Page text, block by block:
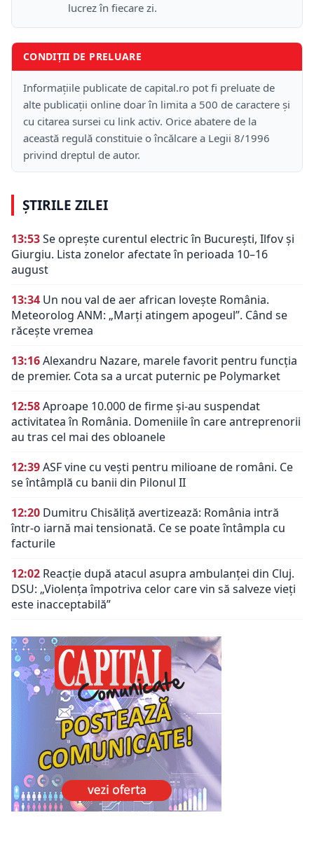
lucrez în fiecare zi.
CONDIȚII DE PRELUARE
Informațiile publicate de capital.ro pot fi preluate de
alte publicații online doar în limita a 500 de caractere și
cu citarea sursei cu link activ. Orice abatere de la
această regulă constituie o încălcare a Legii 8/1996
privind dreptul de autor.
ȘTIRILE ZILEI
13:53Se oprește curentul electric în București, Ilfov și
Giurgiu. Lista zonelor afectate în perioada 10–16
august
13:34 Un nou val de aer african lovește România.
Meteorolog ANM: „Marți atingem apogeul”. Când se
răcește vremea
13:16Alexandru Nazare, marele favorit pentru funcția
de premier. Cota sa a urcat puternic pe Polymarket
12:58Aproape 10.000 de firme și-au suspendat
activitatea în România. Domeniile în care antreprenorii
au tras cel mai des obloanele
12:39ASF vine cu vești pentru milioane de români. Ce
se întâmplă cu banii din Pilonul II
12:20 Dumitru Chisăliță avertizează: România intră
într-o iarnă mai tensionată. Ce se poate întâmpla cu
facturile
12:02 Reacție după atacul asupra ambulanței din Cluj.
DSU: „Violența împotriva celor care vin să salveze vieți
este inacceptabilă”